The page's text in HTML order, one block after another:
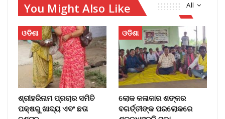
All
You Might Also Like
ଓଡିଶା
ଶ୍ରୀହରିନାମ ପ୍ରଚାର ସମିତି
ପକ୍ଷରୁ ଖାଦ୍ୟ ଏବଂ ଛତା
ଓଡିଶା
ଲୋକ କଳାକାର ଶଙ୍କର
ବଗର୍ତ୍ତୀଙ୍କ ପରଲୋକରେ